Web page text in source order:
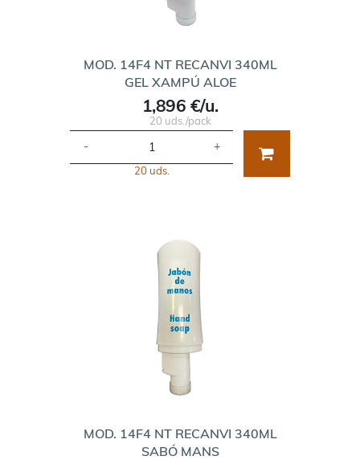
MOD. 14F4 NT RECANVI 340ML
GEL XAMPÚ ALOE
1,896 €/u.
20 uds./pack
- +
20 uds.
MOD. 14F4 NT RECANVI 340ML
SABÓ MANS